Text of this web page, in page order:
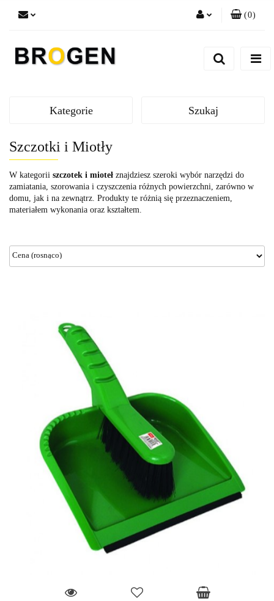
(0)
Kategorie Szukaj
Szczotki i Miotły
W kategorii szczotek i mioteł znajdziesz szeroki wybór narzędzi do
zamiatania, szorowania i czyszczenia różnych powierzchni, zarówno w
domu, jak i na zewnątrz. Produkty te różnią się przeznaczeniem,
materiałem wykonania oraz kształtem.